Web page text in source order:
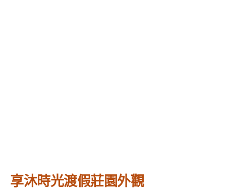
享沐時光渡假莊園外觀